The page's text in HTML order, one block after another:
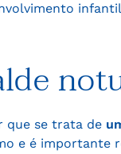
que se trata de
e é importante